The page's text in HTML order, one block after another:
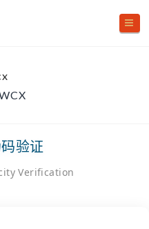
验证
Verification